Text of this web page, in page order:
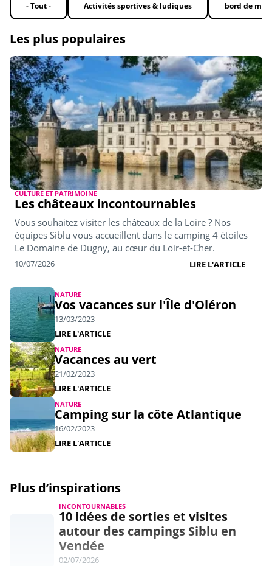
- Tout - Activités sportives & ludiques bord de mer
Les plus populaires
CULTURE ET PATRIMOINE
Les châteaux incontournables
Vous souhaitez visiter les châteaux de la Loire ? Nos
équipes Siblu vous accueillent dans le camping 4 étoiles
Le Domaine de Dugny, au cœur du Loir-et-Cher.
10/07/2026 LIRE L'ARTICLE
NATURE
Vos vacances sur l'Île d'Oléron
13/03/2023
LIRE L'ARTICLE
NATURE
Vacances au vert
21/02/2023
LIRE L'ARTICLE
NATURE
Camping sur la côte Atlantique
16/02/2023
LIRE L'ARTICLE
Plus d’inspirations
INCONTOURNABLES
10 idées de sorties et visites
autour des campings Siblu en
Vendée
02/07/2026